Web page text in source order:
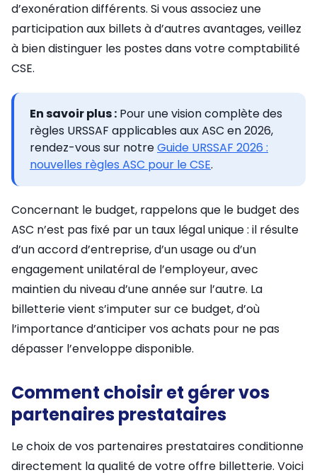
d’exonération différents. Si vous associez une
participation aux billets à d’autres avantages, veillez
à bien distinguer les postes dans votre comptabilité
CSE.
En savoir plus : Pour une vision complète des
règles URSSAF applicables aux ASC en 2026,
rendez-vous sur notreGuide URSSAF 2026 :
nouvelles règles ASC pour le CSE.
Concernant le budget, rappelons que le budget des
ASC n’est pas fixé par un taux légal unique : il résulte
d’un accord d’entreprise, d’un usage ou d’un
engagement unilatéral de l’employeur, avec
maintien du niveau d’une année sur l’autre. La
billetterie vient s’imputer sur ce budget, d’où
l’importance d’anticiper vos achats pour ne pas
dépasser l’enveloppe disponible.
Comment choisir et gérer vos
partenaires prestataires
Le choix de vos partenaires prestataires conditionne
directement la qualité de votre offre billetterie. Voici